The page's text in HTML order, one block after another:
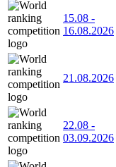
15.08 -
16.08.2026
21.08.2026
22.08 -
03.09.2026